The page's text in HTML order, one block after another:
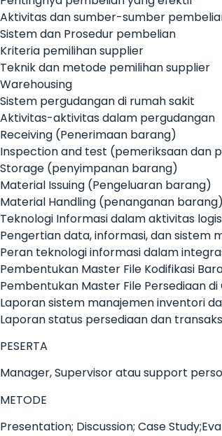
Aktivitas dan sumber-sumber
Sistem dan Prosedur pembelian
Kriteria pemilihan supplier
Teknik dan metode pemilihan supplier
Warehousing
Sistem pergudangan di rumah sakit
Aktivitas-aktivitas dalam pergudangan
Receiving (Penerimaan barang)
Inspection and test (pemeriksaan dan
Storage (penyimpanan barang)
Material Issuing (Pengeluaran barang)
Material Handling (penanganan barang)
Teknologi Informasi dalam aktivitas
Pengertian data, informasi, dan sistem
Peran teknologi informasi dalam
Pembentukan Master File Kodifikasi
Pembentukan Master File Persediaan di
Laporan sistem manajemen inventori
Laporan status persediaan dan
PESERTA
Manager, Supervisor atau support
METODE
Presentation; Discussion; Case